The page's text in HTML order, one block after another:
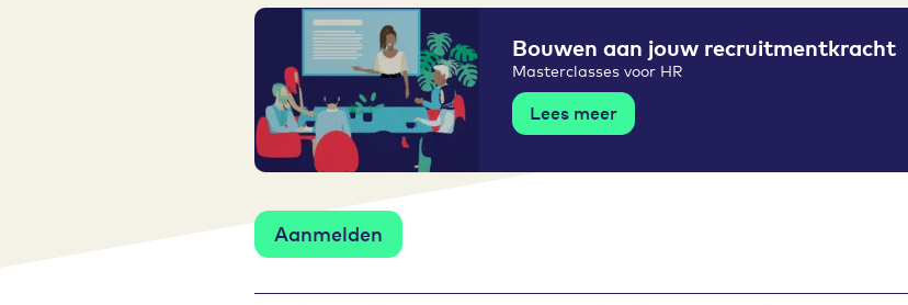
Bouwen aan jouw recruitmentkracht
Masterclasses voor HR
Lees meer
Aanmelden